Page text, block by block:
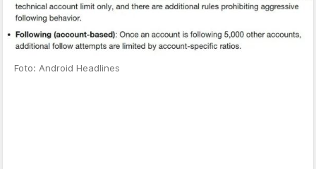
Foto: Android Headlines